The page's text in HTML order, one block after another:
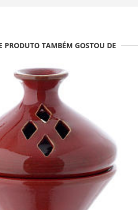
PRODUTO TAMBÉM GOSTOU DE